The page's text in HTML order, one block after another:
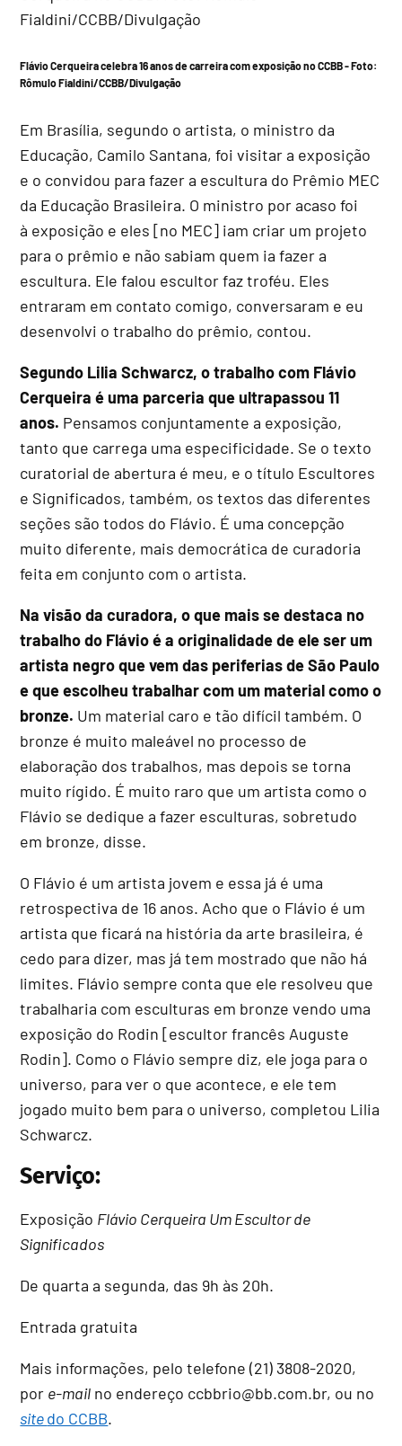
Flávio Cerqueira celebra 16 anos de carreira com exposição no CCBB -Foto:
Rômulo Fialdini/CCBB/Divulgação
Em Brasília, segundo o artista, o ministro da
Educação, Camilo Santana, foi visitar a exposição
e o convidou para fazer a escultura do Prêmio MEC
da Educação Brasileira. O ministro por acaso foi
à exposição e eles [no MEC] iam criar um projeto
para o prêmio e não sabiam quem ia fazer a
escultura. Ele falou escultor faz troféu. Eles
entraram em contato comigo, conversaram e eu
desenvolvi o trabalho do prêmio, contou.
Segundo Lilia Schwarcz, o trabalho com Flávio
Cerqueira é uma parceria que ultrapassou 11
anos. Pensamos conjuntamente a exposição,
tanto que carrega uma especificidade. Se o texto
curatorial de abertura é meu, e o título Escultores
e Significados, também, os textos das diferentes
seções são todos do Flávio. É uma concepção
muito diferente, mais democrática de curadoria
feita em conjunto com o artista.
Na visão da curadora, o que mais se destaca no
trabalho do Flávio é a originalidade de ele ser um
artista negro que vem das periferias de São Paulo
e que escolheu trabalhar com um material como o
bronze. Um material caro e tão difícil também. O
bronze é muito maleável no processo de
elaboração dos trabalhos, mas depois se torna
muito rígido. É muito raro que um artista como o
Flávio se dedique a fazer esculturas, sobretudo
em bronze, disse.
O Flávio é um artista jovem e essa já é uma
retrospectiva de 16 anos. Acho que o Flávio é um
artista que ficará na história da arte brasileira, é
cedo para dizer, mas já tem mostrado que não há
limites. Flávio sempre conta que ele resolveu que
trabalharia com esculturas em bronze vendo uma
exposição do Rodin [escultor francês Auguste
Rodin]. Como o Flávio sempre diz, ele joga para o
universo, para ver o que acontece, e ele tem
jogado muito bem para o universo, completou Lilia
Schwarcz.
Serviço:
Exposição Flávio Cerqueira Um Escultor de
Significados
De quarta a segunda, das 9h às 20h.
Entrada gratuita
Mais informações, pelo telefone (21) 3808-2020,
por e-mail no endereço ccbbrio@bb.com.br, ou no
sitedo CCBB.